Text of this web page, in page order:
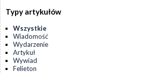
Typy artykułów
Wszystkie
Wiadomość
Wydarzenie
Artykuł
Wywiad
Felieton